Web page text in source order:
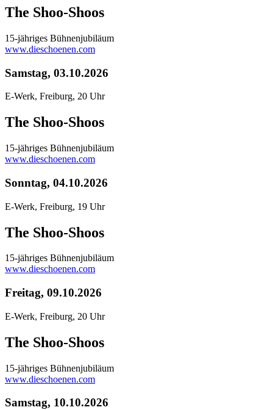
The Shoo-Shoos
15-jähriges Bühnenjubiläum
www.dieschoenen.com
Samstag, 03.10.2026
E-Werk, Freiburg, 20 Uhr
The Shoo-Shoos
15-jähriges Bühnenjubiläum
www.dieschoenen.com
Sonntag, 04.10.2026
E-Werk, Freiburg, 19 Uhr
The Shoo-Shoos
15-jähriges Bühnenjubiläum
www.dieschoenen.com
Freitag, 09.10.2026
E-Werk, Freiburg, 20 Uhr
The Shoo-Shoos
15-jähriges Bühnenjubiläum
www.dieschoenen.com
Samstag, 10.10.2026